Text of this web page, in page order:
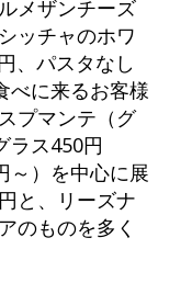
メザンチーズ
ッチャのホワ
、パスタなし
べに来るお客様
プマンテ（グ
ラス450円
～）を中心に展
と、リーズナ
のものを多く